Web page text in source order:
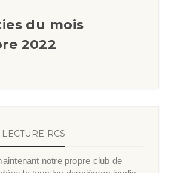
du mois
2022
RCS
notre propre club de